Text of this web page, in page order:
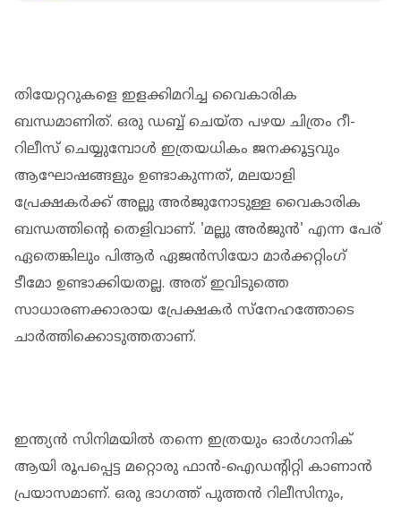
തിയേറ്ററുകളെ ഇളക്കിമറിച്ച വൈകാരിക
ബന്ധമാണിത്. ഒരു ഡബ്ബ് ചെയ്ത പഴയ ചിത്രം റീ-
റിലീസ് ചെയ്യുമ്പോള്‍ ഇത്രയധികം ജനക്കൂട്ടവും
ആഘോഷങ്ങളും ഉണ്ടാകുന്നത്, മലയാളി
പ്രേക്ഷകര്‍ക്ക് അല്ലു അര്‍ജുനോടുള്ള വൈകാരിക
ബന്ധത്തിന്റെ തെളിവാണ്. 'മല്ലു അര്‍ജുന്‍' എന്ന പേര്
ഏതെങ്കിലും പിആര്‍ ഏജന്‍സിയോ മാര്‍ക്കറ്റിംഗ്
ടീമോ ഉണ്ടാക്കിയതല്ല. അത് ഇവിടുത്തെ
സാധാരണക്കാരായ പ്രേക്ഷകര്‍ സ്‌നേഹത്തോടെ
ചാര്‍ത്തിക്കൊടുത്തതാണ്.
ഇന്ത്യന്‍ സിനിമയില്‍ തന്നെ ഇത്രയും ഓര്‍ഗാനിക്
ആയി രൂപപ്പെട്ട മറ്റൊരു ഫാന്‍-ഐഡന്റിറ്റി കാണാന്‍
പ്രയാസമാണ്. ഒരു ഭാഗത്ത് പുത്തന്‍ റിലീസിനും,